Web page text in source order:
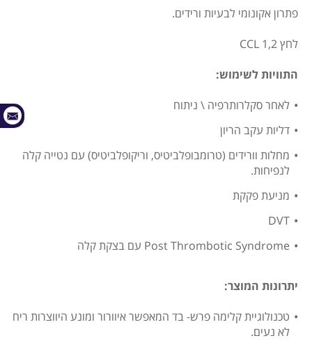
פתרון אקונומי לבעיות ורידים.
לחץ 1,2 CCL
התוויות לשימוש:
לאחר סקלרותרפיה \ ניתוח
דליות עקב הריון
מחלות וורידים (טרומבופלביטיס, וריקופלביטיס) עם נטייה קלה
לנפיחות.
מניעת פקקת
DVT
Post Thrombotic Syndrome עם בצקת קלה
יתרונות המוצר:
טכנולוגיית קלימה פרש- בד המאפשר איוורור ומונע היווצרות ריח
לא נעים.